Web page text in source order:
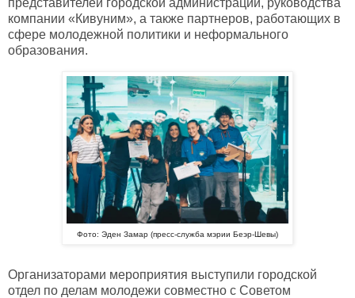
представителей городской администрации, руководства
компании «Кивуним», а также партнеров, работающих в
сфере молодежной политики и неформального
образования.
Фото: Эден Замар (пресс-служба мэрии Беэр-Шевы)
Организаторами мероприятия выступили городской
отдел по делам молодежи совместно с Советом